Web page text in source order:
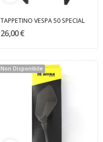
TAPPETINO VESPA 50 SPECIAL
26,00 €
Non Disponibile